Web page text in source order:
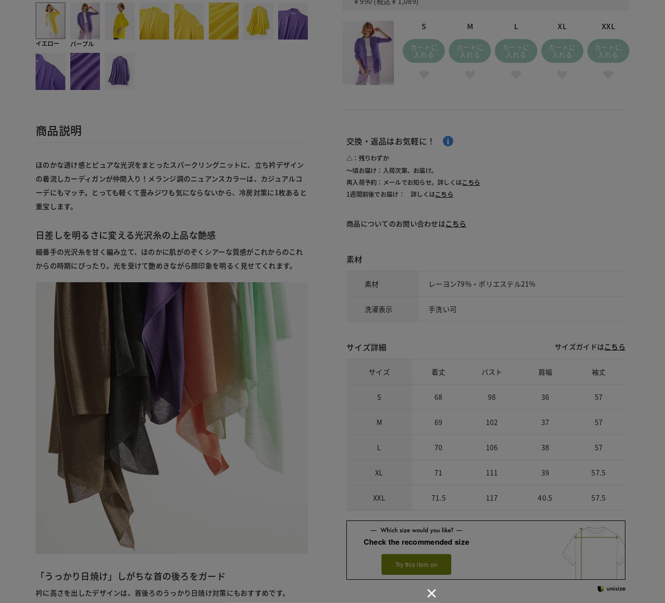
イエロー パープル
商品説明
ほのかな透け感とピュアな光沢をまとったスパークリングニットに、立ち衿デザイン
の着流しカーディガンが仲間入り！メランジ調のニュアンスカラーは、カジュアルコ
ーデにもマッチ。とっても軽くて畳みジワも気にならないから、冷房対策に1枚あると
重宝します。
日差しを明るさに変える光沢糸の上品な艶感
細番手の光沢糸を甘く編み立て、ほのかに肌がのぞくシアーな質感がこれからのこれ
からの時期にぴったり。光を受けて艶めきながら顔印象を明るく見せてくれます。
「うっかり日焼け」しがちな首の後ろをガード
衿に高さを出したデザインは、首後ろのうっかり日焼け対策にもおすすめです。
S
カートに
入れる
M
カートに
入れる
L
カートに
入れる
XL
カートに
入れる
XXL
カートに
入れる
交換・返品はお気軽に！
△：残りわずか
～頃お届け：入荷次第、お届け。
再入荷予約：メールでお知らせ。詳しくはこちら
1週間前後でお届け： 詳しくはこちら
商品についてのお問い合わせはこちら
素材
素材 レーヨン79%・ポリエステル21%
洗濯表示 手洗い可
サイズ詳細 サイズガイドはこちら
サイズ 着丈 バスト 肩幅 袖丈
S 68 98 36 57
M 69 102 37 57
L 70 106 38 57
XL 71 111 39 57.5
XXL 71.5 117 40.5 57.5
Check the recommended size
Try this item on